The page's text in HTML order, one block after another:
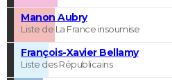
Manon Aubry
Liste de La France insoumise
François-Xavier Bellamy
Liste des Républicains